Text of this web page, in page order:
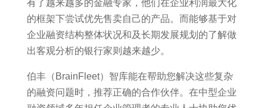
有了越来越多的金融专家，他们在企业利润最大化
的框架下尝试优先售卖自己的产品。而能够基于对
企业融资结构整体状况和及长期发展规划的了解做
出客观分析的银行家则越来越少。
伯丰（BrainFleet）智库能在帮助您解决这些复杂
的融资问题时，推荐正确的合作伙伴。在中型企业